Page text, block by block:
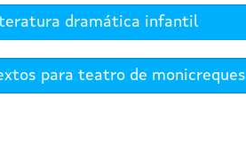
dramática infantil
para teatro de monicreques